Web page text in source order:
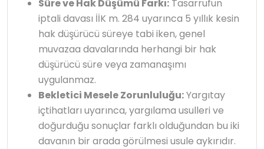
Süre ve Hak Düşümü Farkı: Tasarrufun
iptali davası İİK m. 284 uyarınca 5 yıllık kesin
hak düşürücü süreye tabi iken, genel
muvazaa davalarında herhangi bir hak
düşürücü süre veya zamanaşımı
uygulanmaz.
Bekletici Mesele Zorunluluğu:Yargıtay
içtihatları uyarınca, yargılama usulleri ve
doğurduğu sonuçlar farklı olduğundan bu iki
davanın bir arada görülmesi usule aykırıdır.